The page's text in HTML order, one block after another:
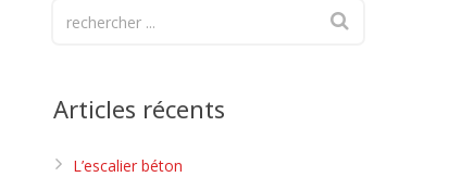
Articles récents
L’escalier béton